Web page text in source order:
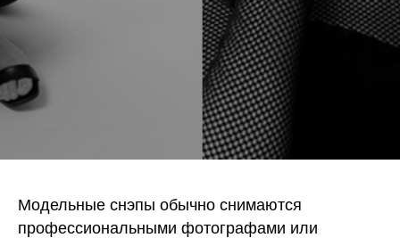
Модельные снэпы обычно снимаются
профессиональными фотографами или